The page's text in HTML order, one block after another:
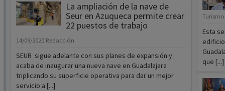
La ampliación de la nave de
Seur en Azuqueca permite crear
22 puestos de trabajo
14/09/2020 Redacción
SEUR sigue adelante con sus planes de expansión y
acaba de inaugurar una nueva nave en Guadalajara
triplicando su superficie operativa para dar un mejor
servicio a [...]
Esta
que [...]